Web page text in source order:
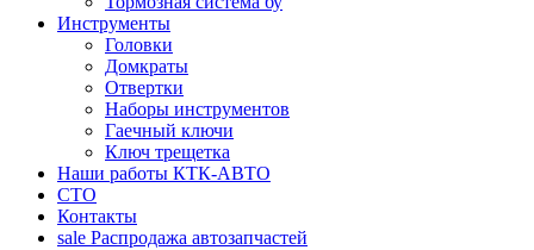
Инструменты
Головки
Домкраты
Отвертки
Наборы инструментов
Гаечный ключи
Ключ трещетка
Наши работы КТК-АВТО
СТО
Контакты
sale Распродажа автозапчастей